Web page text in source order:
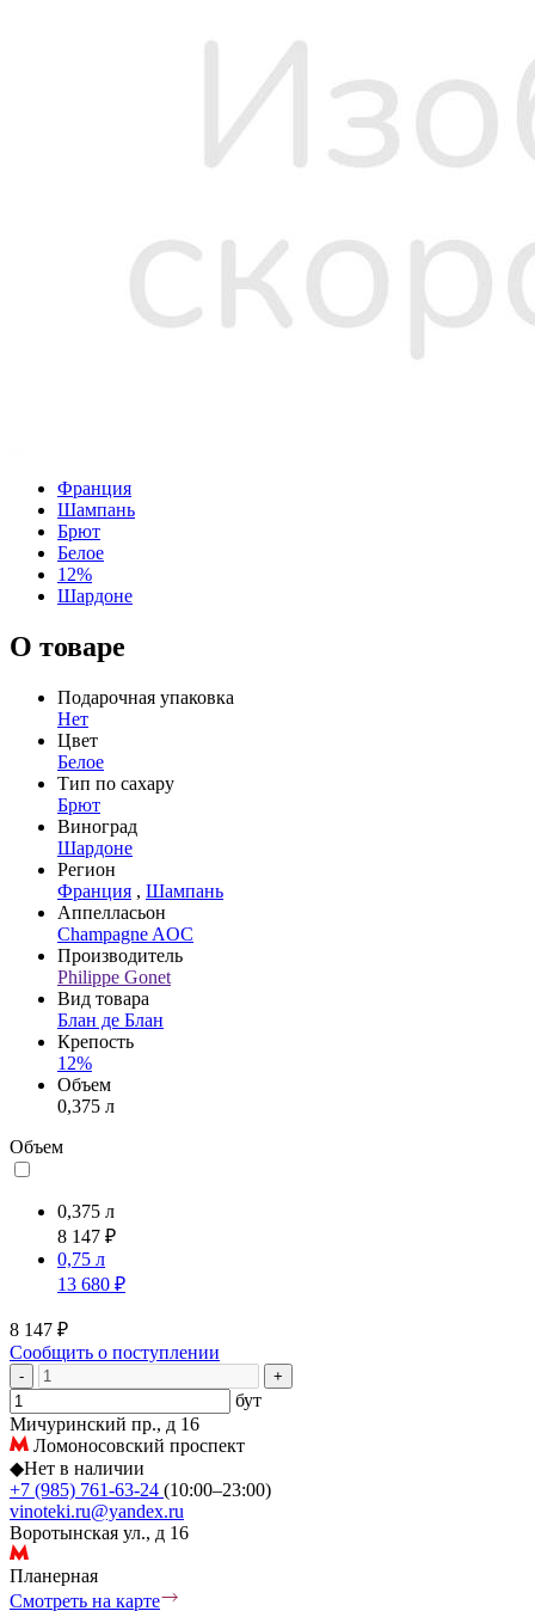
Франция
Шампань
Брют
Белое
12%
Шардоне
О товаре
Подарочная упаковка
Нет
Цвет
Белое
Тип по сахару
Брют
Виноград
Шардоне
Регион
Франция , Шампань
Аппелласьон
Champagne AOC
Производитель
Philippe Gonet
Вид товара
Блан де Блан
Крепость
12%
Объем
0,375 л
Объем
0,375 л
8 147 ₽
0,75 л
13 680 ₽
8 147 ₽
Сообщить о поступлении
- +
бут
Мичуринский пр., д 16
Ломоносовский проспект
◆Нет в наличии
+7 (985) 761-63-24 (10:00–23:00)
vinoteki.ru@yandex.ru
Воротынская ул., д 16
Планерная
Смотреть на карте